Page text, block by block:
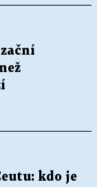
kdo je